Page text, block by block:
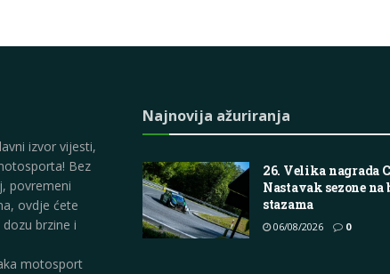
izvor vijesti,
Bez
povremeni
ovdje ćete
brzine i
motosport
Najnovija ažuriranja
26. Velika nagrada
Nastavak sezone
stazama
06/08/2026 0